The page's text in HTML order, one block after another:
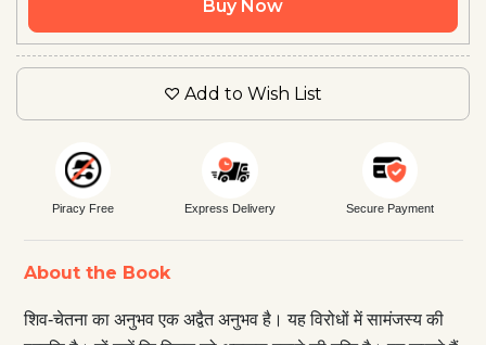
Buy Now
Add to Wish List
Piracy Free Express Delivery Secure Payment
About the Book
शिव-चेतना का अनुभव एक अद्वैत अनुभव है। यह विरोधों में सामंजस्य की